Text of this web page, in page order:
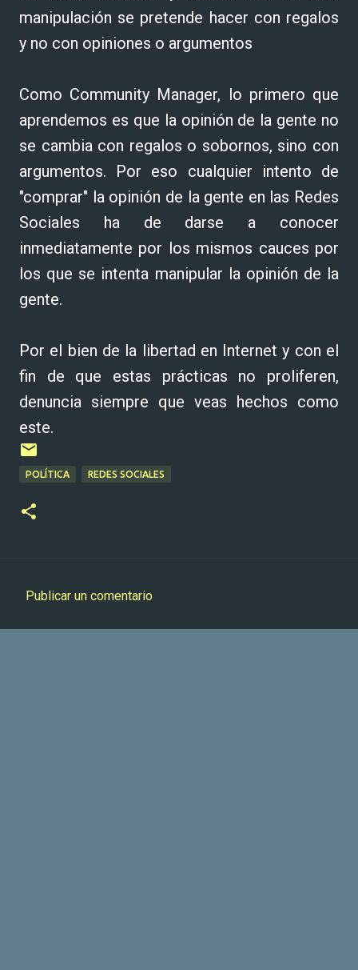
manipulación se pretende hacer con regalos
y no con opiniones o argumentos
Como Community Manager, lo primero que
aprendemos es que la opinión de la gente no
se cambia con regalos o sobornos, sino con
argumentos. Por eso cualquier intento de
"comprar" la opinión de la gente en las Redes
Sociales ha de darse a conocer
inmediatamente por los mismos cauces por
los que se intenta manipular la opinión de la
gente.
Por el bien de la libertad en Internet y con el
fin de que estas prácticas no proliferen,
denuncia siempre que veas hechos como
este.
POLÍTICA REDES SOCIALES
Publicar un comentario